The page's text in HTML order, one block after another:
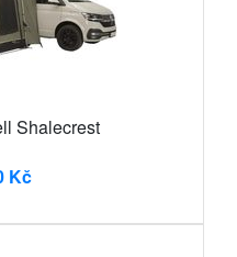
Shalecrest
Kč